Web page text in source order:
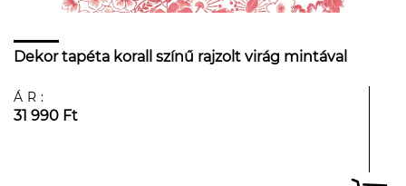
Dekor tapéta korall színű rajzolt virág mintával
ÁR:
31 990 Ft